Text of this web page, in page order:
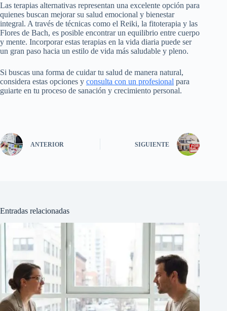
Las terapias alternativas representan una excelente opción para
quienes buscan mejorar su salud emocional y bienestar
integral. A través de técnicas como el Reiki, la fitoterapia y las
Flores de Bach, es posible encontrar un equilibrio entre cuerpo
y mente. Incorporar estas terapias en la vida diaria puede ser
un gran paso hacia un estilo de vida más saludable y pleno.
Si buscas una forma de cuidar tu salud de manera natural,
considera estas opciones y consulta con un profesional para
guiarte en tu proceso de sanación y crecimiento personal.
ANTERIOR SIGUIENTE
Entradas relacionadas